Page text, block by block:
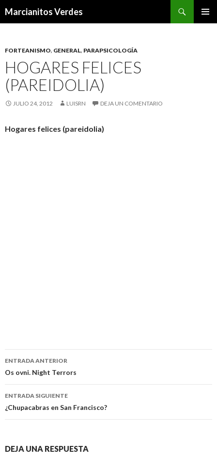
Marcianitos Verdes
FORTEANISMO, GENERAL, PARAPSICOLOGÍA
HOGARES FELICES
(PAREIDOLIA)
JULIO 24, 2012 LUISRN DEJA UN COMENTARIO
Hogares felices (pareidolia)
Navegación
de
entradas
ENTRADA ANTERIOR
Os ovni. Night Terrors
ENTRADA SIGUIENTE
¿Chupacabras en San Francisco?
DEJA UNA RESPUESTA